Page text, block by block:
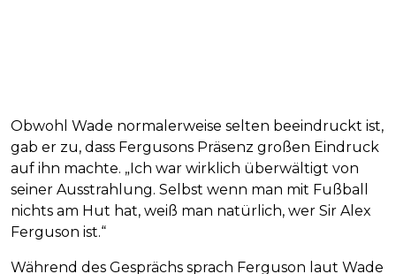
Obwohl Wade normalerweise selten beeindruckt ist,
gab er zu, dass Fergusons Präsenz großen Eindruck
auf ihn machte. „Ich war wirklich überwältigt von
seiner Ausstrahlung. Selbst wenn man mit Fußball
nichts am Hut hat, weiß man natürlich, wer Sir Alex
Ferguson ist.“
Während des Gesprächs sprach Ferguson laut Wade